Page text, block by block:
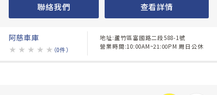
聯絡我們 查看詳情
阿慈車庫
★ ★ ★ ★ ★ （0件）
地址:蘆竹區富國路二段588-1號
營業時間:10:00AM~21:00PM 周日公休